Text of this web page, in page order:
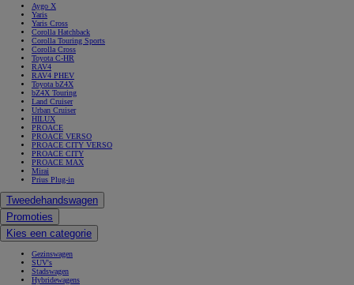
Aygo X
Yaris
Yaris Cross
Corolla Hatchback
Corolla Touring Sports
Corolla Cross
Toyota C-HR
RAV4
RAV4 PHEV
Toyota bZ4X
bZ4X Touring
Land Cruiser
Urban Cruiser
HILUX
PROACE
PROACE VERSO
PROACE CITY VERSO
PROACE CITY
PROACE MAX
Mirai
Prius Plug-in
Tweedehandswagen
Promoties
Kies een categorie
Gezinswagen
SUV's
Stadswagen
Hybridewagens